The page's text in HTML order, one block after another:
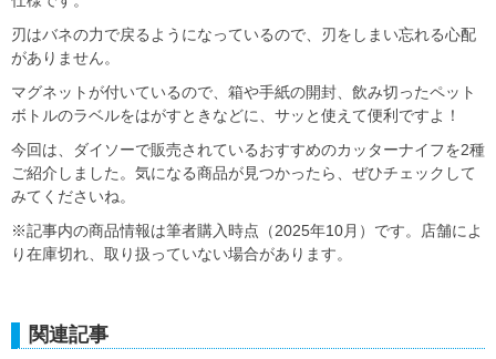
刃はバネの力で戻るようになっているので、刃をしまい忘れる心配
がありません。
マグネットが付いているので、箱や手紙の開封、飲み切ったペット
ボトルのラベルをはがすときなどに、サッと使えて便利ですよ！
今回は、ダイソーで販売されているおすすめのカッターナイフを2種
ご紹介しました。気になる商品が見つかったら、ぜひチェックして
みてくださいね。
※記事内の商品情報は筆者購入時点（2025年10月）です。店舗によ
り在庫切れ、取り扱っていない場合があります。
関連記事